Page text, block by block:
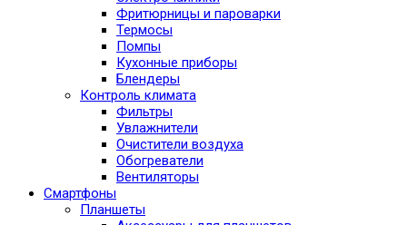
Фритюрницы и пароварки
Термосы
Помпы
Кухонные приборы
Блендеры
Контроль климата
Фильтры
Увлажнители
Очистители воздуха
Обогреватели
Вентиляторы
Смартфоны
Планшеты